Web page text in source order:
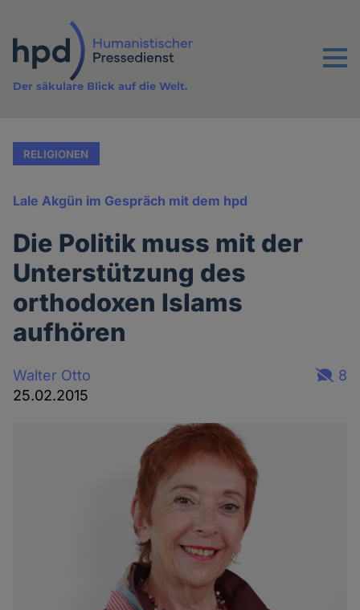
Inhalt
Menu
Der säkulare Blick auf die Welt.
RELIGIONEN
Lale Akgün im Gespräch mit dem hpd
Die Politik muss mit der
Unterstützung des
orthodoxen Islams
aufhören
Walter Otto
25.02.2015
8